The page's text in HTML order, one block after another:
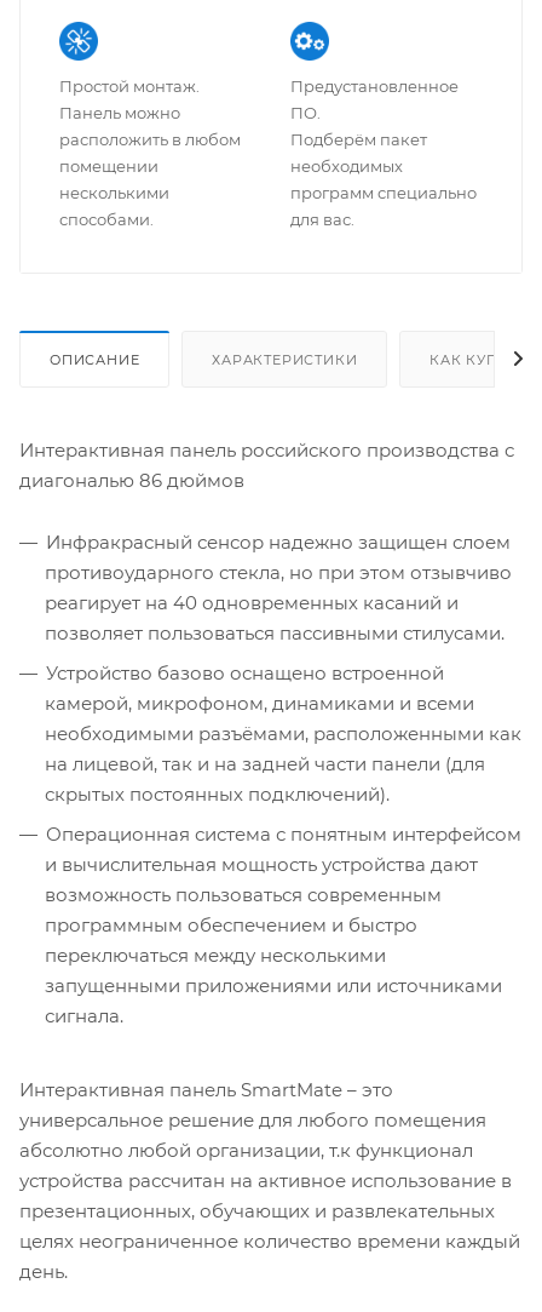
Простой монтаж.
Панель можно
расположить в любом
помещении
несколькими
способами.
Предустановленное
ПО.
Подберём пакет
необходимых
программ специально
для вас.
ОПИСАНИЕ ХАРАКТЕРИСТИКИ КАК КУПИТЬ
Интерактивная панель российского производства с
диагональю 86 дюймов
Инфракрасный сенсор надежно защищен слоем
противоударного стекла, но при этом отзывчиво
реагирует на 40 одновременных касаний и
позволяет пользоваться пассивными стилусами.
Устройство базово оснащено встроенной
камерой, микрофоном, динамиками и всеми
необходимыми разъёмами, расположенными как
на лицевой, так и на задней части панели (для
скрытых постоянных подключений).
Операционная система с понятным интерфейсом
и вычислительная мощность устройства дают
возможность пользоваться современным
программным обеспечением и быстро
переключаться между несколькими
запущенными приложениями или источниками
сигнала.
Интерактивная панель SmartMate – это
универсальное решение для любого помещения
абсолютно любой организации, т.к функционал
устройства рассчитан на активное использование в
презентационных, обучающих и развлекательных
целях неограниченное количество времени каждый
день.